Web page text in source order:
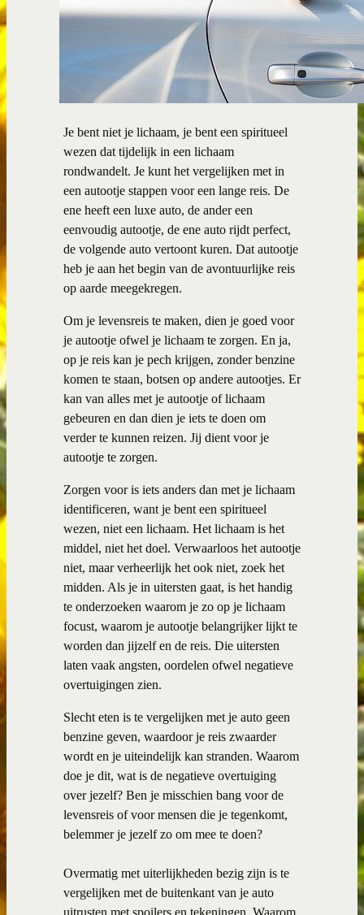
Je bent niet je lichaam, je bent een spiritueel
wezen dat tijdelijk in een lichaam
rondwandelt. Je kunt het vergelijken met in
een autootje stappen voor een lange reis. De
ene heeft een luxe auto, de ander een
eenvoudig autootje, de ene auto rijdt perfect,
de volgende auto vertoont kuren. Dat autootje
heb je aan het begin van de avontuurlijke reis
op aarde meegekregen.
Om je levensreis te maken, dien je goed voor
je autootje ofwel je lichaam te zorgen. En ja,
op je reis kan je pech krijgen, zonder benzine
komen te staan, botsen op andere autootjes. Er
kan van alles met je autootje of lichaam
gebeuren en dan dien je iets te doen om
verder te kunnen reizen. Jij dient voor je
autootje te zorgen.
Zorgen voor is iets anders dan met je lichaam
identificeren, want je bent een spiritueel
wezen, niet een lichaam. Het lichaam is het
middel, niet het doel. Verwaarloos het autootje
niet, maar verheerlijk het ook niet, zoek het
midden. Als je in uitersten gaat, is het handig
te onderzoeken waarom je zo op je lichaam
focust, waarom je autootje belangrijker lijkt te
worden dan jijzelf en de reis. Die uitersten
laten vaak angsten, oordelen ofwel negatieve
overtuigingen zien.
Slecht eten is te vergelijken met je auto geen
benzine geven, waardoor je reis zwaarder
wordt en je uiteindelijk kan stranden. Waarom
doe je dit, wat is de negatieve overtuiging
over jezelf? Ben je misschien bang voor de
levensreis of voor mensen die je tegenkomt,
belemmer je jezelf zo om mee te doen?
Overmatig met uiterlijkheden bezig zijn is te
vergelijken met de buitenkant van je auto
uitrusten met spoilers en tekeningen. Waarom